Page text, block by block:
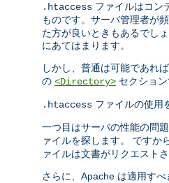
.htaccess ファイルはコン
ものです。サーバ管理者が
た方が良いときもあるでし
にあてはまります。
しかし、普通は可能であれば
の <Directory> セクショ
.htaccess ファイルの使用
一つ目はサーバの性能の問題
ァイルを探します。 ですから
ァイルは文書がリクエスト
さらに、Apache は適用す